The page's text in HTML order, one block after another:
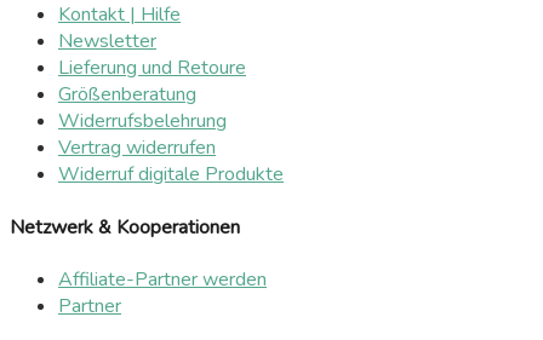
Kontakt | Hilfe
Newsletter
Lieferung und Retoure
Größenberatung
Widerrufsbelehrung
Vertrag widerrufen
Widerruf digitale Produkte
Netzwerk & Kooperationen
Affiliate-Partner werden
Partner